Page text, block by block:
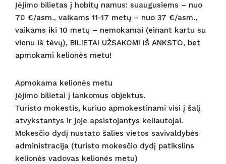
Įėjimo bilietas į hobitų namus: suaugusiems – nuo
70 €/asm., vaikams 11-17 metų – nuo 37 €/asm.,
vaikams iki 10 metų – nemokamai (einant kartu su
vienu iš tėvų), BILIETAI UŽSAKOMI IŠ ANKSTO, bet
apmokami kelionės metu!
Apmokama kelionės metu
Įėjimo bilietai į lankomus objektus.
Turisto mokestis, kuriuo apmokestinami visi į šalį
atvykstantys ir joje apsistojantys keliautojai.
Mokesčio dydį nustato šalies vietos savivaldybės
administracija (turisto mokesčio dydį patikslins
kelionės vadovas kelionės metu)